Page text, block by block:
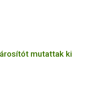
mutattak ki